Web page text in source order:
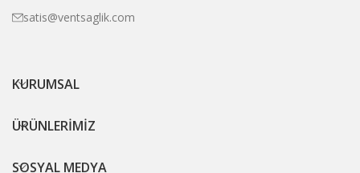
satis@ventsaglik.com
KURUMSAL
ÜRÜNLERİMİZ
SOSYAL MEDYA